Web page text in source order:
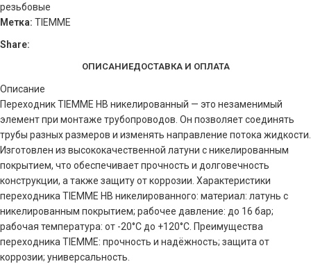
резьбовые
Метка: TIEMME
Share:
ОПИСАНИЕДОСТАВКА И ОПЛАТА
Описание
Переходник TIEMME НВ никелированный — это незаменимый
элемент при монтаже трубопроводов. Он позволяет соединять
трубы разных размеров и изменять направление потока жидкости.
Изготовлен из высококачественной латуни с никелированным
покрытием, что обеспечивает прочность и долговечность
конструкции, а также защиту от коррозии. Характеристики
переходника TIEMME НВ никелированного: материал: латунь с
никелированным покрытием; рабочее давление: до 16 бар;
рабочая температура: от -20°C до +120°C. Преимущества
переходника TIEMME: прочность и надёжность; защита от
коррозии; универсальность.